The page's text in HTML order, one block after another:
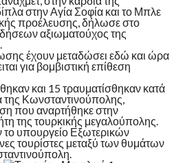
στην Αγία Σοφία και το Μπλε
προέλευσης, δήλωσε στο
αξιωματούχος της
έχουν μεταδώσει εδώ και ώρα
για βομβιστική επίθεση
και 15 τραυματίσθηκαν κατά
της Κωνσταντινούπολης,
που αναρτήθηκε στην
της τουρκικής μεγαλούπολης.
το υπουργείο Εξωτερικών
τουρίστες μεταξύ των θυμάτων